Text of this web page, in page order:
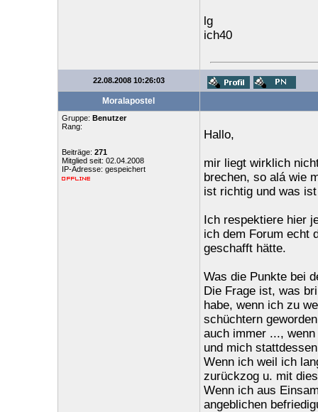
lg
ich40
22.08.2008 10:26:03
Moralapostel
Gruppe: Benutzer
Rang:
Beiträge: 271
Mitglied seit: 02.04.2008
IP-Adresse: gespeichert
Hallo,
mir liegt wirklich
brechen, so alá wie
ist richtig und was
Ich respektiere hier
ich dem Forum echt
geschafft hätte.
Was die Punkte bei
Die Frage ist, was
habe, wenn ich zu
schüchtern
auch immer ...,
und mich
Wenn ich weil ich
zurückzog u. mit
Wenn ich aus
angeblichen